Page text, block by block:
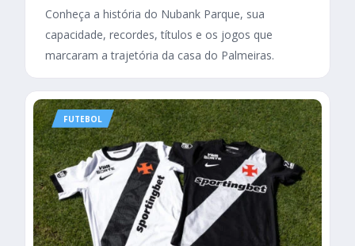
Conheça a história do Nubank Parque, sua
capacidade, recordes, títulos e os jogos que
marcaram a trajetória da casa do Palmeiras.
FUTEBOL